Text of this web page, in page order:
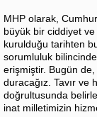
MHP olarak,
büyük bir ciddiyet
kurulduğu tarihten
sorumluluk
erişmiştir. Bugün
duracağız. Tavır
doğrultusunda
inat milletimizin